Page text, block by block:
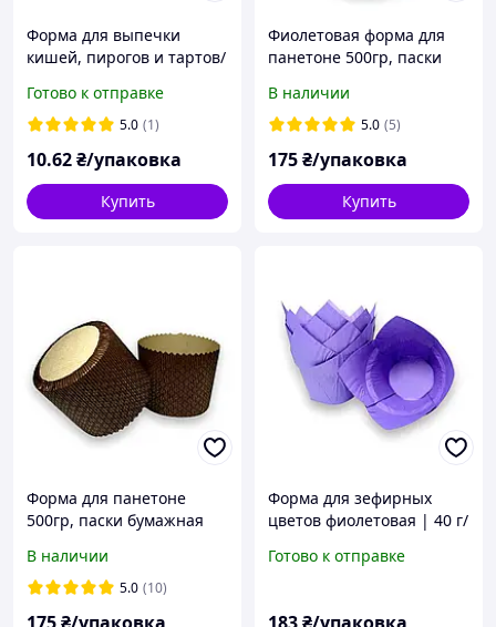
Форма для выпечки
кишей, пирогов и тартов/
высота - 30мм/темно-
коричневый/золото
Готово к отправке
5.0 (1)
10.62₴/упаковка
Купить
Фиолетовая форма для
панетоне 500гр, паски
Ø130мм, высота 115мм /
упаковка 7 штук
В наличии
5.0 (5)
175₴/упаковка
Купить
Форма для панетоне
500гр, паски бумажная
115мм темно-коричневая
с золотым/упаковка 7
В наличии
5.0 (10)
Форма для зефирных
цветов фиолетовая | 40 г/
Бумажные формы для
Готово к отправке